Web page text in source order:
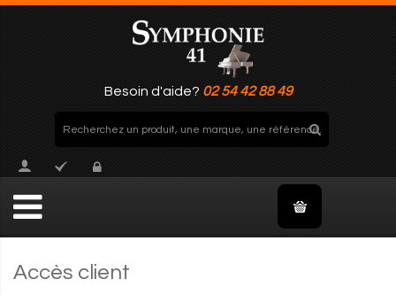
Besoin d'aide? 02 54 42 88 49
Accès client